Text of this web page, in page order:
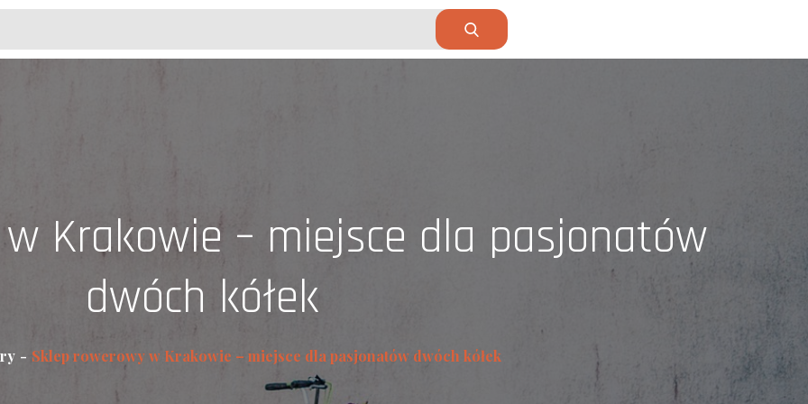
Krakowie – miejsce dla pasjonatów
dwóch kółek
Sklep rowerowy w Krakowie – miejsce dla pasjonatów dwóch kółek